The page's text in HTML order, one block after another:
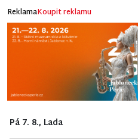
ReklamaKoupit reklamu
Pá 7. 8., Lada